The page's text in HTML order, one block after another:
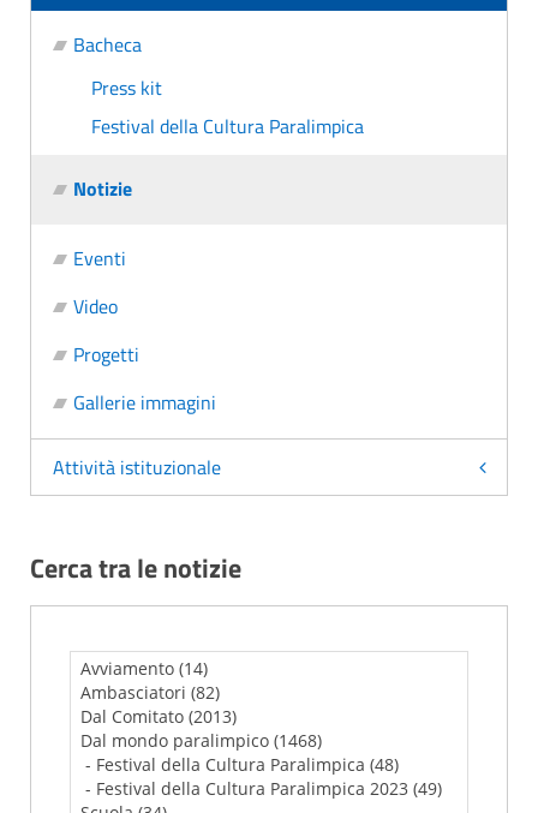
Bacheca
Press kit
Festival della Cultura Paralimpica
Notizie
Eventi
Video
Progetti
Gallerie immagini
Attività istituzionale
Cerca tra le notizie